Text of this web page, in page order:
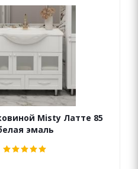
Misty Латте 85
эмаль